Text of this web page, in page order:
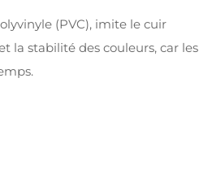
(PVC), imite le cuir
la stabilité des couleurs, car les